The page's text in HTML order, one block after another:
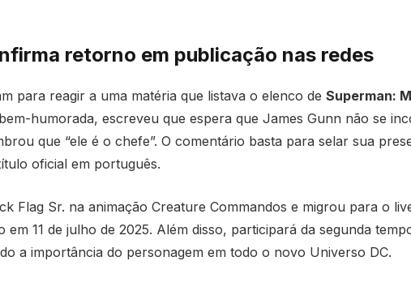
retorno em publicação nas redes
para reagir a uma matéria que listava o elenco de Superman:
humorada, escreveu que espera que James Gunn não se
que “ele é o chefe”. O comentário basta para selar sua
oficial em português.
Flag Sr. na animação Creature Commandos e migrou para o
em 11 de julho de 2025. Além disso, participará da segunda
a importância do personagem em todo o novo Universo DC.